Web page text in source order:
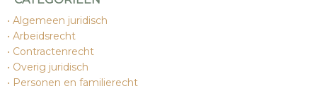
Algemeen juridisch
Arbeidsrecht
Contractenrecht
Overig juridisch
Personen en familierecht